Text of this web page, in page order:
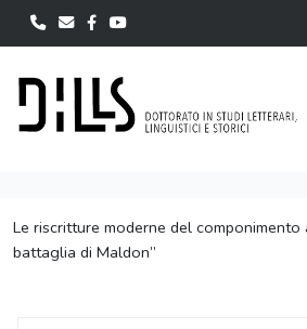
Le riscritture moderne del componimento
battaglia di Maldon”